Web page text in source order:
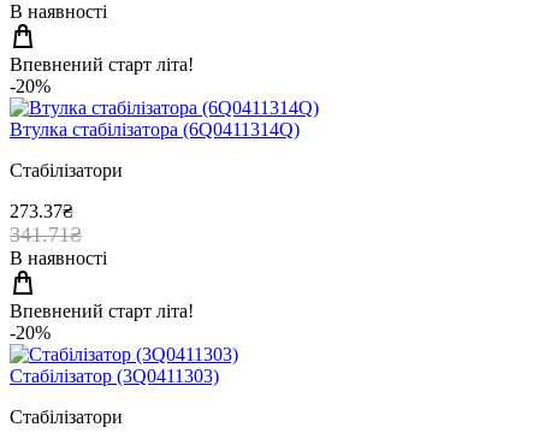
В наявності
Впевнений старт літа!
-20%
Втулка стабiлiзатора (6Q0411314Q)
Стабілізатори
273.37₴
341.71₴
В наявності
Впевнений старт літа!
-20%
Стабiлiзатор (3Q0411303)
Стабілізатори